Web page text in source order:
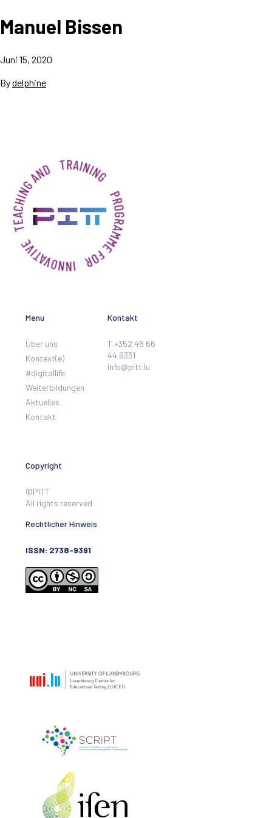
Manuel Bissen
Juni 15, 2020
Bydelphine
Menu
Über uns
Kontext(e)
#digitallife
Weiterbildungen
Aktuelles
Kontakt
Kontakt
T.+352 46 66
44 9331
info@pitt.lu
Copyright
©PITT
All rights reserved
Rechtlicher Hinweis
ISSN: 2738-9391